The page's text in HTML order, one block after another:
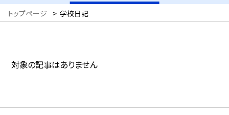
トップページ > 学校日記
対象の記事はありません